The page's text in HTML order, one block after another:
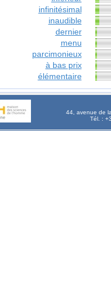
infinitésimal
inaudible
dernier
menu
parcimonieux
à bas prix
élémentaire
44, avenue de
Tél. :